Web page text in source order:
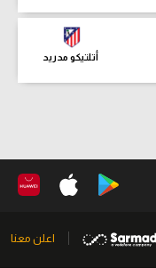
أتلتيكو مدريد
اعلن معنا